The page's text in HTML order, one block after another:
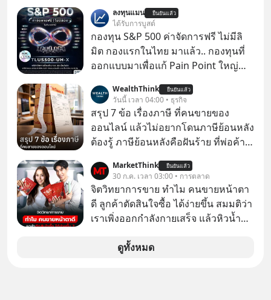
เก่าที่เขาเคยทำไว้ ตอนยังอยู่บริษัท
เดียวกัน
ลงทุนแมน ยืนยันแล้ว
ได้รับการบูสต์
กองทุน S&P 500 ค่าจัดการฟรี ไม่มีลิ
มิต กองแรกในไทย มาแล้ว.. กองทุนที่
ออกแบบมาเพื่อแก้ Pain Point ใหญ่
WealthThink ยืนยันแล้ว
วันนี้ เวลา 04:00 • ธุรกิจ
สรุป 7 ข้อ เรื่องภาษี ที่คนขายของ
ออนไลน์ แล้วไม่อยากโดนภาษีย้อนหลัง
ต้องรู้ ภาษีย้อนหลังคือฝันร้าย ที่พ่อค้า
MarketThink ยืนยันแล้ว
30 ก.ค. เวลา 03:00 • การตลาด
จิตวิทยาการขาย ทำไม คนขายหน้าตา
ดี ลูกค้าตัดสินใจซื้อ ได้ง่ายขึ้น สมมติว่า
เราเพิ่งออกกำลังกายเสร็จ แล้วหิวน้ำ
ขายของเหมือนกันทุกอย่าง
ดูทั้งหมด